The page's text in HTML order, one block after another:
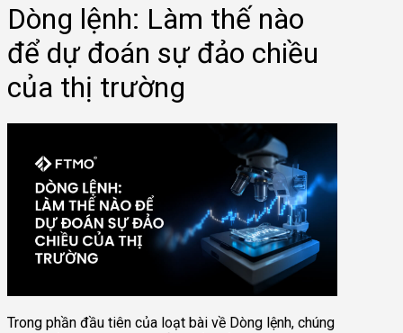
Dòng lệnh: Làm thế nào
để dự đoán sự đảo chiều
của thị trường
Trong phần đầu tiên của loạt bài về Dòng lệnh, chúng